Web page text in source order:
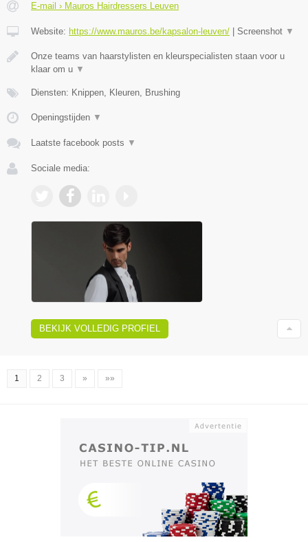
E-mail › Mauros Hairdressers Leuven
Website: https://www.mauros.be/kapsalon-leuven/ Screenshot ▼
Onze teams van haarstylisten en kleurspecialisten staan voor u
klaar om u ▼
Diensten: Knippen, Kleuren, Brushing
Openingstijden ▼
Laatste facebook posts ▼
Sociale media:
BEKIJK VOLLEDIG PROFIEL
1 2 3 » »»